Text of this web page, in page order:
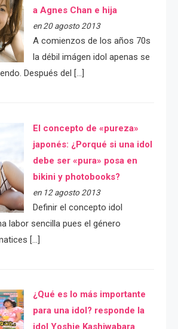
a Agnes Chan e hija
en 20 agosto 2013
A comienzos de los años 70s
la débil imágen idol apenas se
Después del […]
El concepto de «pureza»
japonés: ¿Porqué si una idol
debe ser «pura» posa en
bikini y photobooks?
en 12 agosto 2013
Definir el concepto idol
labor sencilla pues el género
[…]
¿Qué es lo más importante
para una idol? responde la
idol Yoshie Kashiwabara